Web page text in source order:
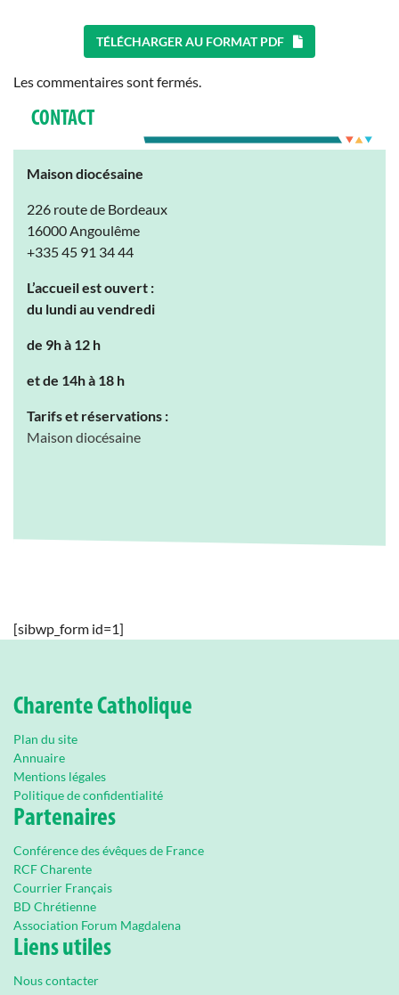
TÉLÉCHARGER AU FORMAT PDF
Les commentaires sont fermés.
CONTACT
Maison diocésaine
226 route de Bordeaux
16000 Angoulême
+335 45 91 34 44
L’accueil est ouvert :
du lundi au vendredi
de 9h à 12 h
et de 14h à 18 h
Tarifs et réservations :
Maison diocésaine
[sibwp_form id=1]
Charente Catholique
Plan du site
Annuaire
Mentions légales
Politique de confidentialité
Partenaires
Conférence des évêques de France
RCF Charente
Courrier Français
BD Chrétienne
Association Forum Magdalena
Liens utiles
Nous contacter